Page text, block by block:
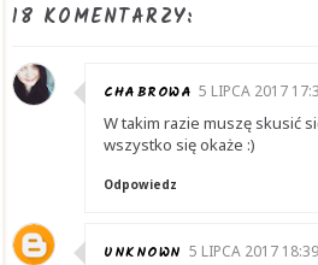
18 KOMENTARZY:
CHABROWA 5 LIPCA 2017
W takim razie muszę skusić
wszystko się okaże :)
Odpowiedz
UNKNOWN 5 LIPCA 2017 18:39